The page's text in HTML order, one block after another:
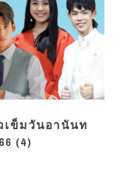
เข็มวันอานันท
(4)